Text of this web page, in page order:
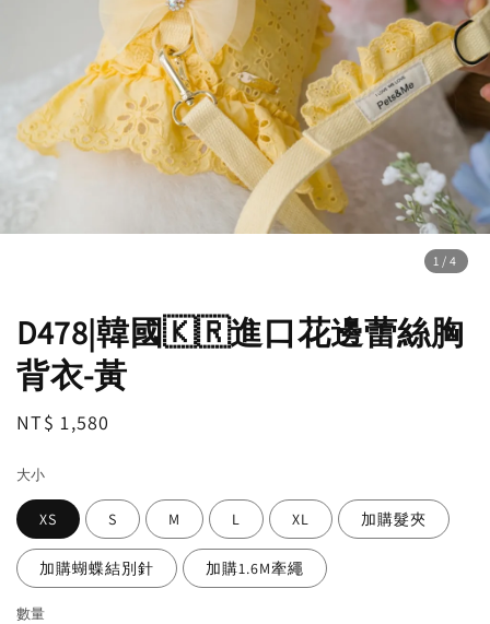
1 /4
D478|韓國🇰🇷進口花邊蕾絲胸
背衣-黃
Regular
NT$ 1,580
大小
XS S M L XL 加購髮夾
加購蝴蝶結別針 加購1.6M牽繩
數量